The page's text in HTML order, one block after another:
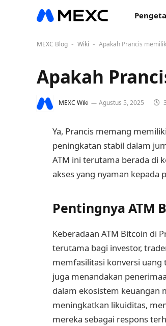
MEXC Blog - Wiki - Apakah Prancis
Apakah
MEXC Wiki Agustus 5, 2025
Ya, Prancis memang
peningkatan stabil dalam
ATM ini terutama berada di
akses yang nyaman kepada
Pentingnya ATM
Keberadaan ATM Bitcoin di
terutama bagi investor,
memfasilitasi konversi uang
juga menandakan
dalam ekosistem keuangan
meningkatkan likuiditas,
mereka sebagai respons